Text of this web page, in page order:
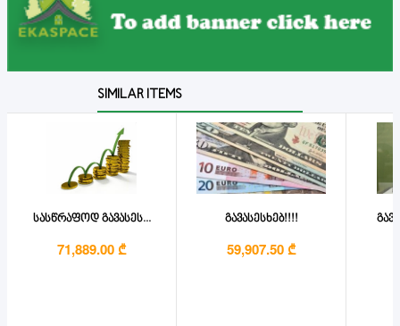
SIMILAR ITEMS
სასწრაფოდ გავასეს...
71,889.00 ₾
გავასესხებ!!!!
59,907.50 ₾